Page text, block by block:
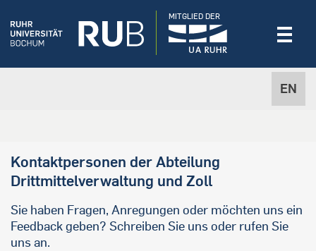
EN
MITGLIED DER
Kontaktpersonen der Abteilung
Drittmittelverwaltung und Zoll
Sie haben Fragen, Anregungen oder möchten uns ein
Feedback geben? Schreiben Sie uns oder rufen Sie
uns an.